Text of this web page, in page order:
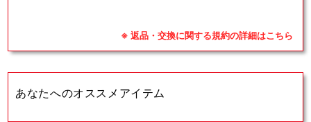
※ 返品・交換に関する規約の詳細はこちら
あなたへのオススメアイテム